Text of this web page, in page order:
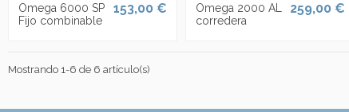
Omega 6000 SP
Fijo combinable
153,00 €
Omega 2000 AL
corredera
259,00 €
Mostrando 1-6 de 6 artículo(s)